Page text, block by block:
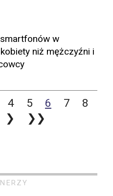
w
niż mężczyźni i
4 5 6 7
8
❯ ❯❯